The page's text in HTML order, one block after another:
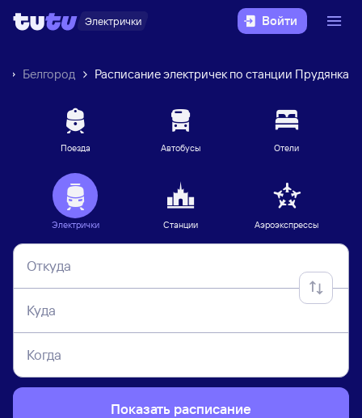
Электрички Войти
Белгород Расписание электричек по станции Прудянка
Поезда Автобусы Отели
Электрички Станции Аэроэкспрессы
Откуда
Куда
Когда
Показать расписание